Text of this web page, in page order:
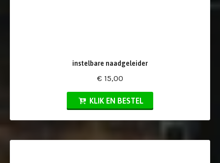
instelbare naadgeleider
€ 15,00
KLIK EN BESTEL